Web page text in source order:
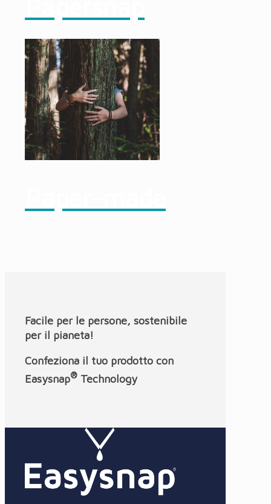
Facile per le persone, sostenibile
per il pianeta!
Confeziona il tuo prodotto con
Easysnap® Technology